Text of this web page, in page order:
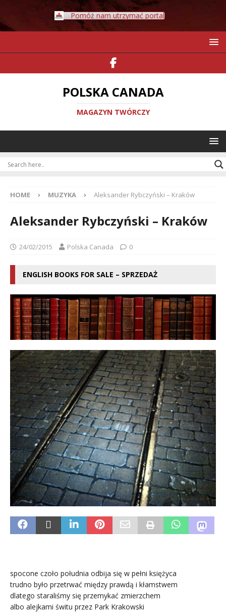
Pomóż nam utrzymać portal
POLSKA CANADA
MAGAZYN TWÓRCZY
HOME MUZYKA Aleksander Rybczyński – Kraków
Aleksander Rybczyński – Kraków
24/02/2015 Polska Canada 0
ENGLISH BOOKS FOR SALE – SPRZEDAŻ
spocone czoło południa odbija się w pełni księżyca
trudno było przetrwać między prawdą i kłamstwem
dlatego staraliśmy się przemykać zmierzchem
albo alejkami świtu przez Park Krakowski